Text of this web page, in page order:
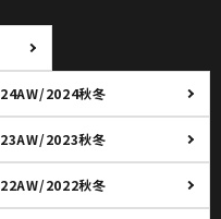
24AW/2024秋冬
23AW/2023秋冬
22AW/2022秋冬